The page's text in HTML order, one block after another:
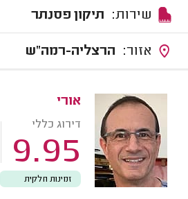
תיקון פסנתר
הרצליה-רמה"ש
אורי
דירוג כללי
9.95
זמינות חלקית